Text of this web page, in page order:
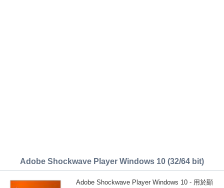
Adobe Shockwave Player Windows 10 (32/64 bit)
Adobe Shockwave Player Windows 10 - 用於顯